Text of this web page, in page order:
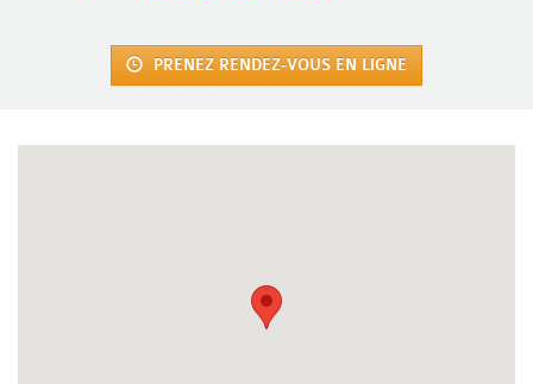
PRENEZ RENDEZ-VOUS EN LIGNE